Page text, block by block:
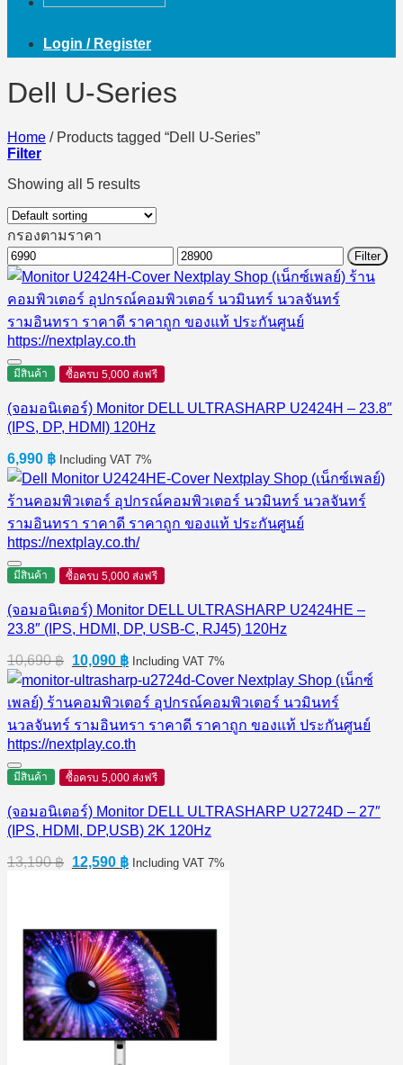
Login / Register
Dell U-Series
Home /Products tagged “Dell U-Series”
Filter
Showing all 5 results
กรองตามราคา
Min
price
Max
price
Filter
มีสินค้า ซื้อครบ 5,000 ส่งฟรี
(จอมอนิเตอร์) Monitor DELL ULTRASHARP U2424H – 23.8″
(IPS, DP, HDMI) 120Hz
6,990 ฿ Including VAT 7%
มีสินค้า ซื้อครบ 5,000 ส่งฟรี
(จอมอนิเตอร์) Monitor DELL ULTRASHARP U2424HE –
23.8″ (IPS, HDMI, DP, USB-C, RJ45) 120Hz
10,690฿ Original
price
was:
10,690 ฿.
10,090 ฿Current
price
is:
10,090 ฿.
Including VAT 7%
มีสินค้า ซื้อครบ 5,000 ส่งฟรี
(จอมอนิเตอร์) Monitor DELL ULTRASHARP U2724D – 27″
(IPS, HDMI, DP,USB) 2K 120Hz
13,190฿ Original
12,590 ฿Current
Including VAT 7%